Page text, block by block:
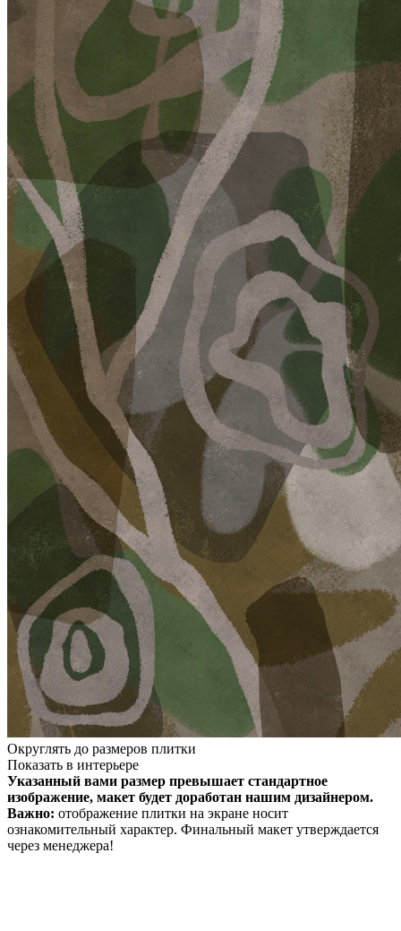
Округлять до размеров плитки
Показать в интерьере
Указанный вами размер превышает стандартное
изображение, макет будет доработан нашим дизайнером.
Важно: отображение плитки на экране носит
ознакомительный характер. Финальный макет утверждается
через менеджера!